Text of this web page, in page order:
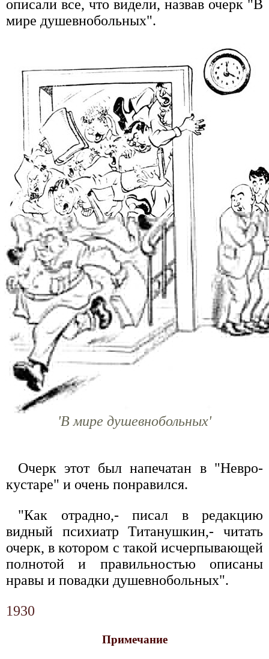
описали все, что видели, назвав очерк "В
мире душевнобольных".
'В мире душевнобольных'
Очерк этот был напечатан в "Невро-
кустаре" и очень понравился.
"Как отрадно,- писал в редакцию
видный психиатр Титанушкин,- читать
очерк, в котором с такой исчерпывающей
полнотой и правильностью описаны
нравы и повадки душевнобольных".
1930
Примечание